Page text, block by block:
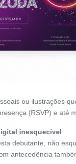
ou ilustrações
(RSVP) e até
inesquecível
debutante, não
antecedência